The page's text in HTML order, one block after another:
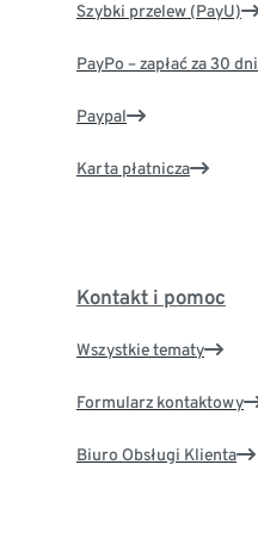
Szybki przelew (PayU)
PayPo – zapłać za 30 dni
Paypal
Karta płatnicza
Kontakt i pomoc
Wszystkie tematy
Formularz kontaktowy
Biuro Obsługi Klienta